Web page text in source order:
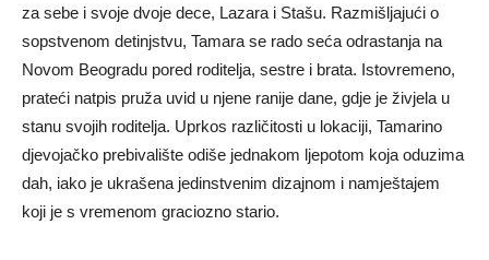
za sebe i svoje dvoje dece, Lazara i Stašu. Razmišljajući o
sopstvenom detinjstvu, Tamara se rado seća odrastanja na
Novom Beogradu pored roditelja, sestre i brata. Istovremeno,
prateći natpis pruža uvid u njene ranije dane, gdje je živjela u
stanu svojih roditelja. Uprkos različitosti u lokaciji, Tamarino
djevojačko prebivalište odiše jednakom ljepotom koja oduzima
dah, iako je ukrašena jedinstvenim dizajnom i namještajem
koji je s vremenom graciozno stario.